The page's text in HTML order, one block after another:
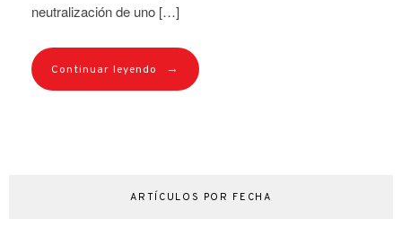
neutralización de uno […]
Continuar leyendo →
ARTÍCULOS POR FECHA